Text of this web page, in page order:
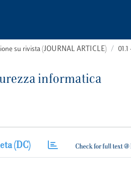
su rivista (JOURNAL ARTICLE)
informatica
(DC)